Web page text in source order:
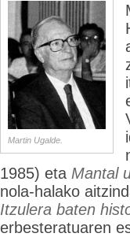
Martin Ugalde.
1985) eta Mantal
nola-halako
Itzulera baten
erbesteratuaren